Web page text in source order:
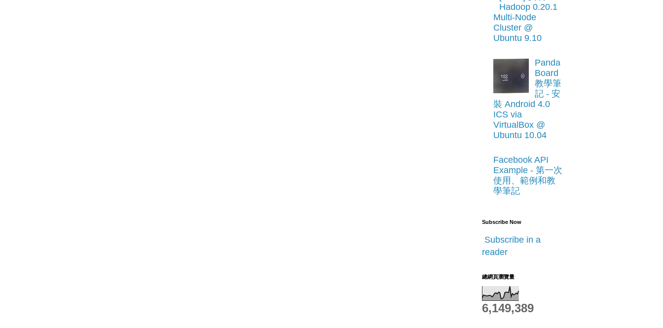
Hadoop 0.20.1
Multi-Node
Cluster @
Ubuntu 9.10
Panda
Board
教學筆
記 - 安
裝 Android 4.0
ICS via
VirtualBox @
Ubuntu 10.04
Facebook API
Example - 第一次
使用、範例和教
學筆記
Subscribe Now
Subscribe in a
reader
總網頁瀏覽量
6,149,389